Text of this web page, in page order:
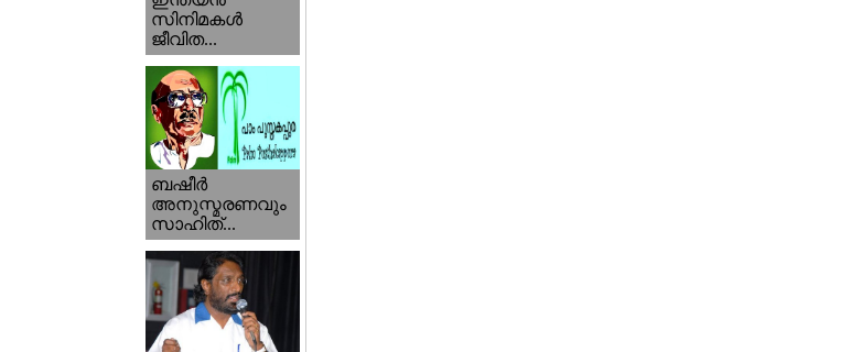
സിനിമകള്‍
ജീവിത...
ബഷീര്‍
അനുസ്മരണവും
സാഹിത്...